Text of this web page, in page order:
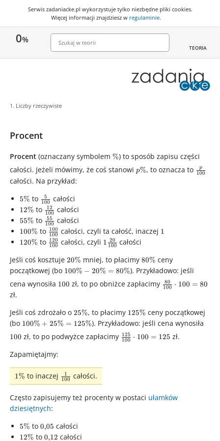
Serwis zadaniacke.pl wykorzystuje tylko niezbędne pliki cookies.
Więcej informacji znajdziesz w regulaminie.
0%
TEORIA
1. Liczby rzeczywiste
Procent
Procent (oznaczany symbolem \%
%) to sposób zapisu części
całości. Jeżeli mówimy, że coś stanowi p\%
p%, to oznacza to
{100}
100
p
całości. Na przykład:
5\%
5% to \frac{5}
{100}
100
5 całości
12\%
12% to \frac{12}
{100}
100
12 całości
55\%
55% to \frac{55}
{100}
100
55 całości
100\%
100% to \frac{100}
{100}
100
100 całości, czyli ta całość, inaczej 11
120\%
120% to \frac{120}
{100}
100
120 całości, czyli 1\frac{20}
{100}
1 100
20
całości
Jeśli coś kosztuje 20\%
20% mniej, to płacimy 80\%
80% ceny
początkowej (bo 100\%
-
80\%
100% − 20% = 80%). Przykładowo: jeśli
cena wynosiła 100
100 zł, to po obniżce zapłacimy \frac{80}
{100}
= 80
100
80 ⋅ 100 = 80
zł.
Jeśli coś zdrożało o 25\%
25%, to płacimy 125\%
125% ceny początkowej
(bo 100\%
+
=
100% + 25% = 125%). Przykładowo: jeśli cena wynosiła
100 zł, to po podwyżce zapłacimy \frac{125}
{100}
100
125 ⋅ 100 = 125 zł.
Zapamiętajmy:
1\%
1% to inaczej \frac{1}
{100}
100
1 całości.
Często zapisujemy też procenty w postaci ułamków
dziesiętnych:
5\%
5% to 0{,}05
0,05 całości
12\%
12% to 0{,}12
0,12 całości